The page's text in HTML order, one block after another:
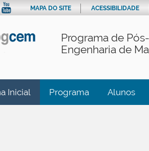
Programa de
Engenharia de
MAPA DO SITE ACESSIBILIDADE
Inicial Programa Alunos